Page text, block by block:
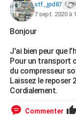
stf_jpd87
7 sept. 2020 à
Bonjour
J'ai bien peur que
Pour un transport
du compresseur
Laissez le reposer
Cordialement.
Commenter